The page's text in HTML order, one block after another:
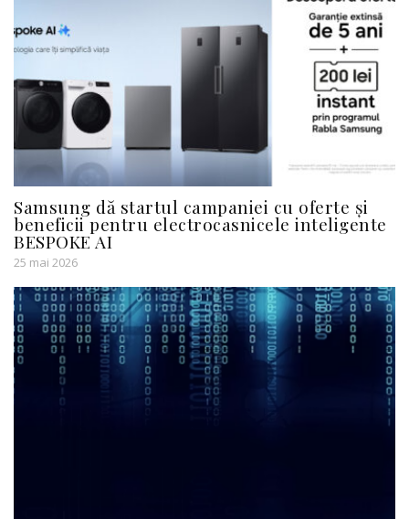
Samsung dă startul campaniei cu oferte și
beneficii pentru electrocasnicele inteligente
BESPOKE AI
25 mai 2026